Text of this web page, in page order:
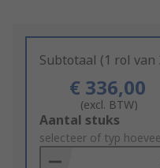
Subtotaal (1 rol van
€ 336,00
(excl. BTW)
Add
to
Basket
Aantal stuks
selecteer of typ